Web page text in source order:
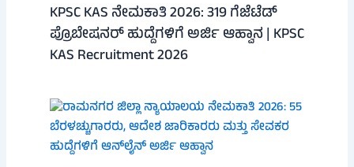
KPSC KAS ನೇಮಕಾತಿ 2026: 319 ಗೆಜೆಟೆಡ್
ಪ್ರೊಬೇಷನರ್ ಹುದ್ದೆಗಳಿಗೆ ಅರ್ಜಿ ಆಹ್ವಾನ | KPSC
KAS Recruitment 2026